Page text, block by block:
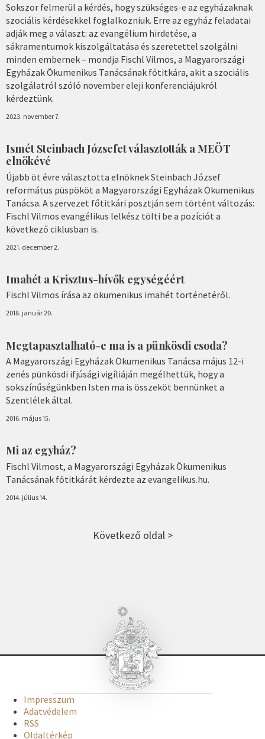
Sokszor felmerül a kérdés, hogy szükséges-e az egyházaknak
szociális kérdésekkel foglalkozniuk. Erre az egyház feladatai
adják meg a választ: az evangélium hirdetése, a
sákramentumok kiszolgáltatása és szeretettel szolgálni
minden embernek – mondja Fischl Vilmos, a Magyarországi
Egyházak Ökumenikus Tanácsának főtitkára, akit a szociális
szolgálatról szóló november eleji konferenciájukról
kérdeztünk.
2023. november 7.
Ismét Steinbach Józsefet választották a MEÖT
elnökévé
Újabb öt évre választotta elnöknek Steinbach József
református püspököt a Magyarországi Egyházak Ökumenikus
Tanácsa. A szervezet főtitkári posztján sem történt változás:
Fischl Vilmos evangélikus lelkész tölti be a pozíciót a
következő ciklusban is.
2021. december 2.
Imahét a Krisztus-hívők egységéért
Fischl Vilmos írása az ökumenikus imahét történetéről.
2018. január 20.
Megtapasztalható-e ma is a pünkösdi csoda?
A Magyarországi Egyházak Ökumenikus Tanácsa május 12-i
zenés pünkösdi ifjúsági vigíliáján megélhettük, hogy a
sokszínűségünkben Isten ma is összeköt bennünket a
Szentlélek által.
2016. május 15.
Mi az egyház?
Fischl Vilmost, a Magyarországi Egyházak Ökumenikus
Tanácsának főtitkárát kérdezte az evangelikus.hu.
2014. július 14.
Következő oldal >
Impresszum
Adatvédelem
RSS
Oldaltérkép